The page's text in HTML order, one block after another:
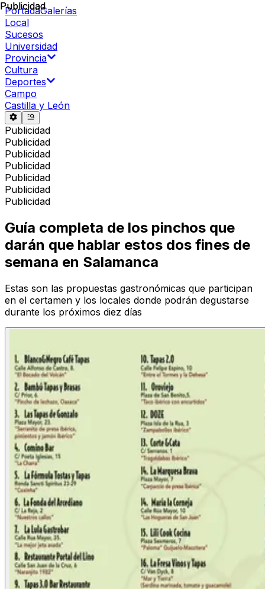
PortadaGalerías
Local
Sucesos
Universidad
Provincia
Cultura
Deportes
Campo
Castilla y León
Publicidad
Publicidad
Publicidad
Publicidad
Publicidad
Publicidad
Publicidad
Publicidad
Guía completa de los pinchos que
darán que hablar estos dos fines de
semana en Salamanca
Estas son las propuestas gastronómicas que participan
en el certamen y los locales donde podrán degustarse
durante los próximos diez días
Publicidad